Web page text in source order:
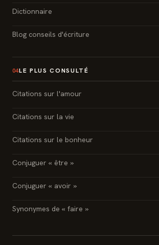
Dictionnaire
Blog conseils d'écriture
04LE PLUS CONSULTÉ
Citations sur l'amour
Citations sur la vie
Citations sur le bonheur
Conjuguer « être »
Conjuguer « avoir »
Synonymes de « faire »